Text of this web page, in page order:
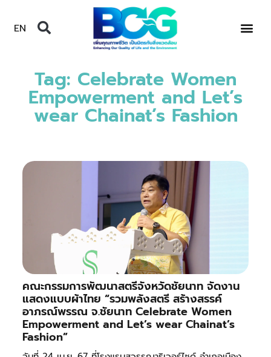
EN
Tag: Celebrate Women
Empowerment and Let’s
wear Chainat’s Fashion
คณะกรรมการพัฒนาสตรีจังหวัดชัยนาท จัดงาน
แสดงแบบผ้าไทย “รวมพลังสตรี สร้างสรรค์
อาภรณ์พรรณ จ.ชัยนาท Celebrate Women
Empowerment and Let’s wear Chainat’s
Fashion”